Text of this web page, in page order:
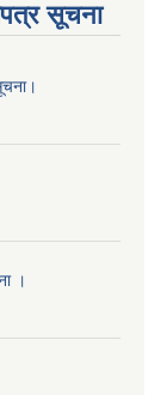
सूचना
।